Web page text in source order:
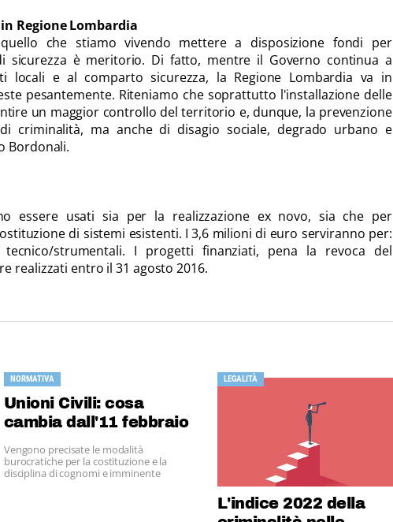
Regione Lombardia
che stiamo vivendo mettere a disposizione fondi per
sicurezza è meritorio. Di fatto, mentre il Governo continua a
locali e al comparto sicurezza, la Regione Lombardia va in
pesantemente. Riteniamo che soprattutto l'installazione delle
un maggior controllo del territorio e, dunque, la prevenzione
criminalità, ma anche di disagio sociale, degrado urbano e
Bordonali.
essere usati sia per la realizzazione ex novo, sia che per
di sistemi esistenti. I 3,6 milioni di euro serviranno per:
strumentali. I progetti finanziati, pena la revoca del
realizzati entro il 31 agosto 2016.
NORMATIVA
Unioni Civili: cosa
cambia dall'11 febbraio
Vengono precisate le modalità
burocratiche per la costituzione e la
disciplina di cognomi e imminente
LEGALITÀ
L'indice 2022 della